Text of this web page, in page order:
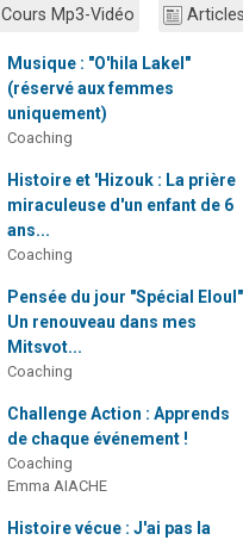
Cours Mp3-Vidéo Articles
Musique : "O'hila Lakel"
(réservé aux femmes
uniquement)
Coaching
Histoire et 'Hizouk : La prière
miraculeuse d'un enfant de 6
ans...
Coaching
Pensée du jour "Spécial
Un renouveau dans mes
Mitsvot...
Coaching
Challenge Action : Apprends
de chaque événement !
Coaching
Emma AIACHE
Histoire vécue : J'ai pas la